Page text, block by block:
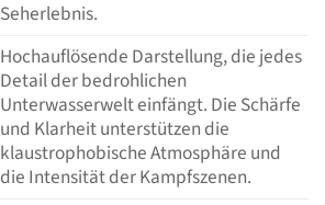
Seherlebnis.
Hochauflösende Darstellung, die jedes
Detail der bedrohlichen
Unterwasserwelt einfängt. Die Schärfe
und Klarheit unterstützen die
klaustrophobische Atmosphäre und
die Intensität der Kampfszenen.